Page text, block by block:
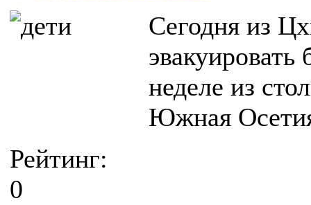
Сегодня из
неделе из
Южная
Рейтинг:
0